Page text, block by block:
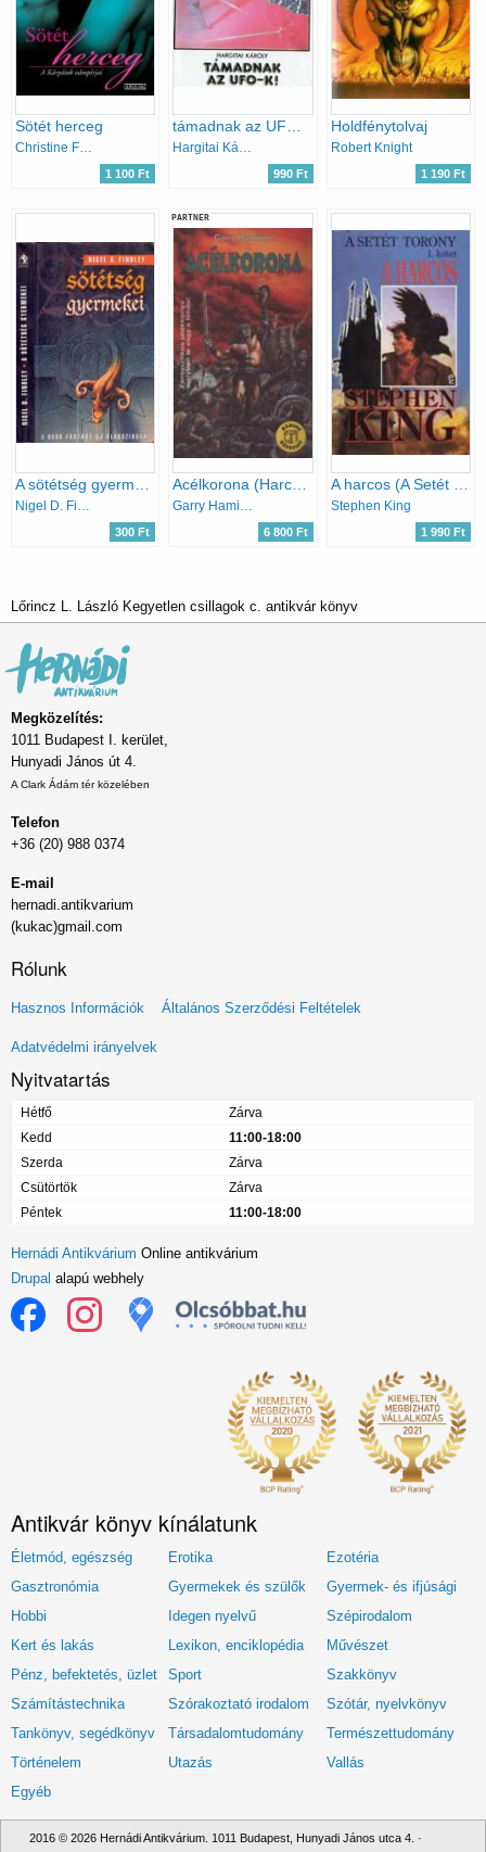
Sötét herceg
Christine Feehan
1 100 Ft
Hargitai Károly
990 Ft
Holdfénytolvaj
Robert Knight
1 190 Ft
300 Ft
PARTNER
6 800 Ft
Stephen King
1 990 Ft
Lőrincz L. László Kegyetlen csillagok c. antikvár könyv
Megközelítés:
1011 Budapest I. kerület,
Hunyadi János út 4.
A Clark Ádám tér közelében
Telefon
+36 (20) 988 0374
E-mail
hernadi.antikvarium
(kukac)gmail.com
Rólunk
Lábléc
menü
Hasznos Információk Általános Szerződési Feltételek
Adatvédelmi irányelvek
Nyitvatartás
Hétfő
Zárva
Kedd
11:00-18:00
Szerda
Zárva
Csütörtök
Zárva
Péntek
11:00-18:00
Hernádi Antikvárium Online antikvárium
Drupal alapú webhely
Antikvár könyv kínálatunk
Életmód, egészség Erotika
Ezotéria
Gasztronómia
Gyermekek és szülők
Gyermek- és ifjúsági
Hobbi
Idegen nyelvű
Szépirodalom
Kert és lakás
Lexikon, enciklopédia
Művészet
Pénz, befektetés, üzlet
Sport
Szakkönyv
Számítástechnika
Szórakoztató irodalom
Szótár, nyelvkönyv
Tankönyv, segédkönyv
Társadalomtudomány
Természettudomány
Történelem
Utazás
Vallás
Egyéb
2016 © 2026 Hernádi Antikvárium. 1011 Budapest, Hunyadi János utca 4. ·